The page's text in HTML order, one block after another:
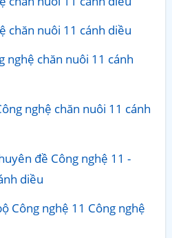
chăn nuôi 11 cánh diều
nghệ chăn nuôi 11 cánh
nghệ chăn nuôi 11 cánh
đề Công nghệ 11 -
diều
Công nghệ 11 Công nghệ